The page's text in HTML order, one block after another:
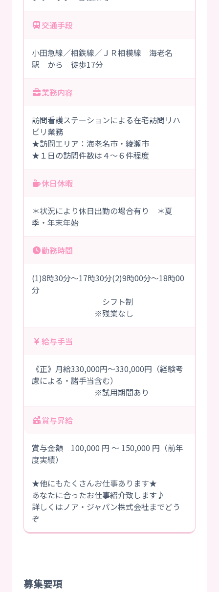
交通手段
小田急線／相鉄線／ＪＲ相模線 海老名
駅 から 徒歩17分
業務内容
訪問看護ステーションによる在宅訪問リハ
ビリ業務
★訪問エリア：海老名市・綾瀬市
★１日の訪問件数は４～６件程度
休日休暇
＊状況により休日出勤の場合有り ＊夏
季・年末年始
勤務時間
(1)8時30分～17時30分(2)9時00分～18時00
分
シフト制
※残業なし
給与手当
《正》月給330,000円～330,000円（経験考
慮による・諸手当含む）
※試用期間あり
賞与昇給
賞与金額 100,000 円 ～ 150,000 円（前年
度実績）
★他にもたくさんお仕事あります★
あなたに合ったお仕事紹介致します♪
詳しくはノア・ジャパン株式会社までどう
ぞ
募集要項